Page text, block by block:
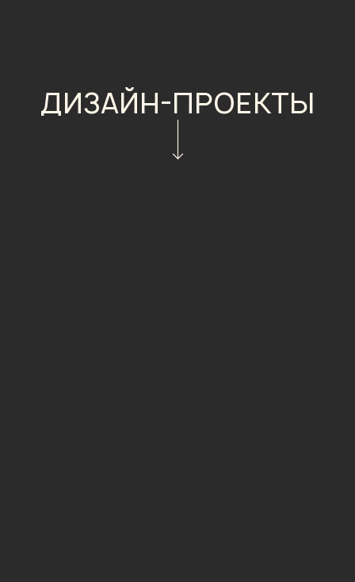
ДИЗАЙН-ПРОЕКТЫ